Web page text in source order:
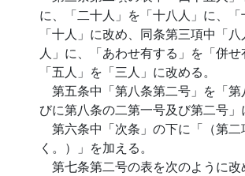
に、「二十人」を「十八人」に、
「十人」に改め、同条第三項中「
人」に、「あわせ有する」を「併せ
「五人」を「三人」に改める。
第五条中「第八条第二号」を「
びに第八条の二第一号及び第二号」
第六条中「次条」の下に「（第二
く。）」を加える。
第七条第二号の表を次のように改